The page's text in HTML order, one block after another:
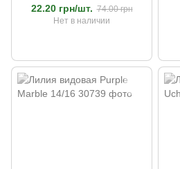
22.20 грн/шт. 74.00 грн
Нет в наличии